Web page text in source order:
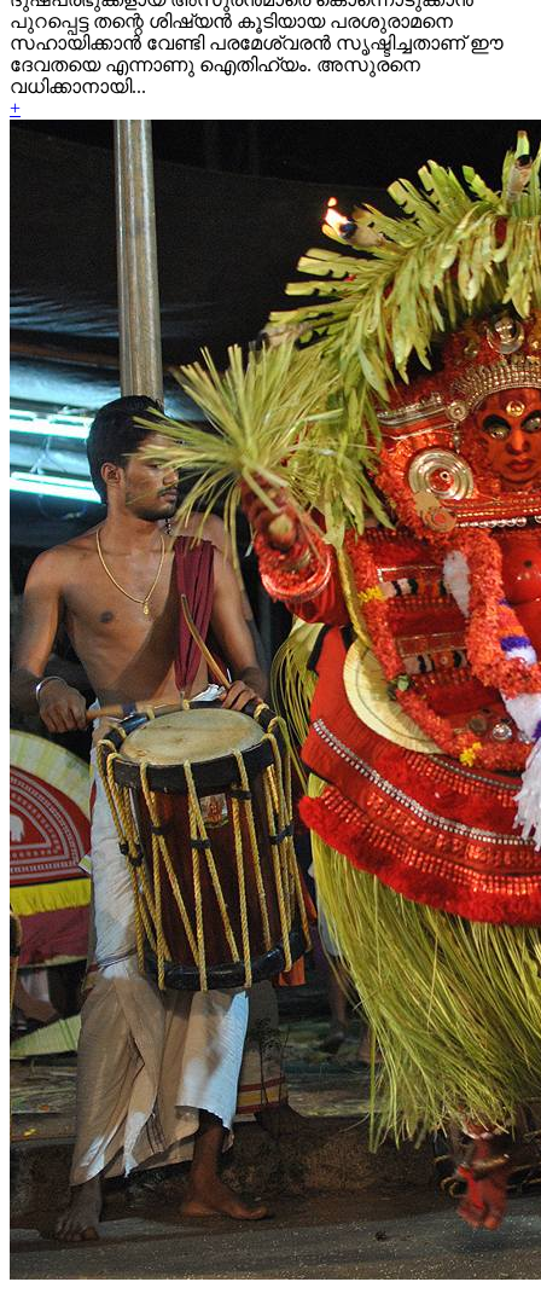
പുറപ്പെട്ട തന്റെ ശിഷ്യന്‍ കൂടിയായ പരശുരാമനെ
സഹായിക്കാന്‍ വേണ്ടി പരമേശ്വരന്‍ സൃഷ്ടിച്ചതാണ് ഈ
ദേവതയെ എന്നാണു ഐതിഹ്യം. അസുരനെ
വധിക്കാനായി...
+